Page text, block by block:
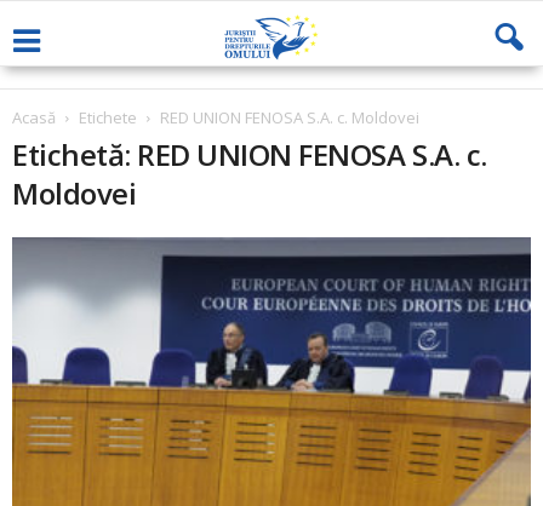
Acasă Etichete RED UNION FENOSA S.A. c. Moldovei
Etichetă: RED UNION FENOSA S.A. c.
Moldovei